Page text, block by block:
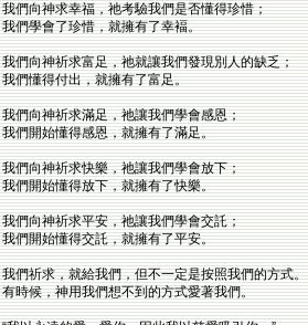
我們向神求幸福，祂考驗我們是否懂得珍惜；
我們學會了珍惜，就擁有了幸褔。
我們向神祈求富足，祂就讓我們發現別人的缺乏；
我們懂得付出，就擁有了富足。
我們向神祈求滿足，祂讓我們學會感恩；
我們開始懂得感恩，就擁有了滿足。
我們向神祈求快樂，祂讓我們學會放下；
我們開始懂得放下，就擁有了快樂。
我們向神祈求平安，祂讓我們學會交託；
我們開始懂得交託，就擁有了平安。
我們祈求，就給我們，但不一定是按照我們的方式。
有時候，神用我們想不到的方式愛著我們。